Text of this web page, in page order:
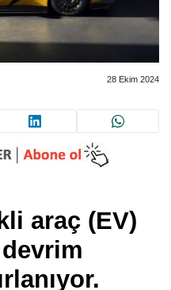
28 Ekim 2024
araç (EV)